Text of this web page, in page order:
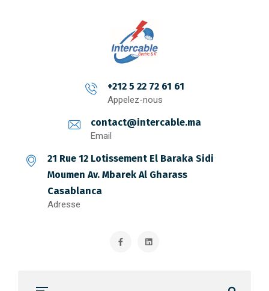
+212 5 22 72 61 61
Appelez-nous
contact@intercable.ma
Email
21 Rue 12 Lotissement El Baraka Sidi
Moumen Av. Mbarek Al Gharass
Casablanca
Adresse